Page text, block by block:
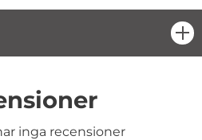
inga recensioner